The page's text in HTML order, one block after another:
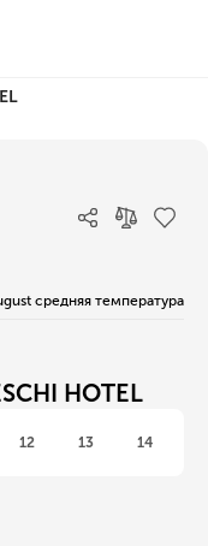
средняя температура
HOTEL
12 13 14